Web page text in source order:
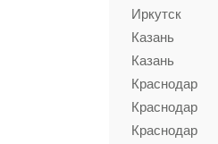
Иркутск
Казань
Казань
Краснодар
Краснодар
Краснодар